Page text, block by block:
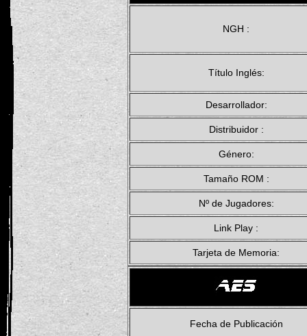
NGH :
Título Inglés:
Desarrollador:
Distribuidor :
Género:
Tamaño ROM :
Nº de Jugadores:
Link Play :
Tarjeta de Memoria:
Fecha de Publicación